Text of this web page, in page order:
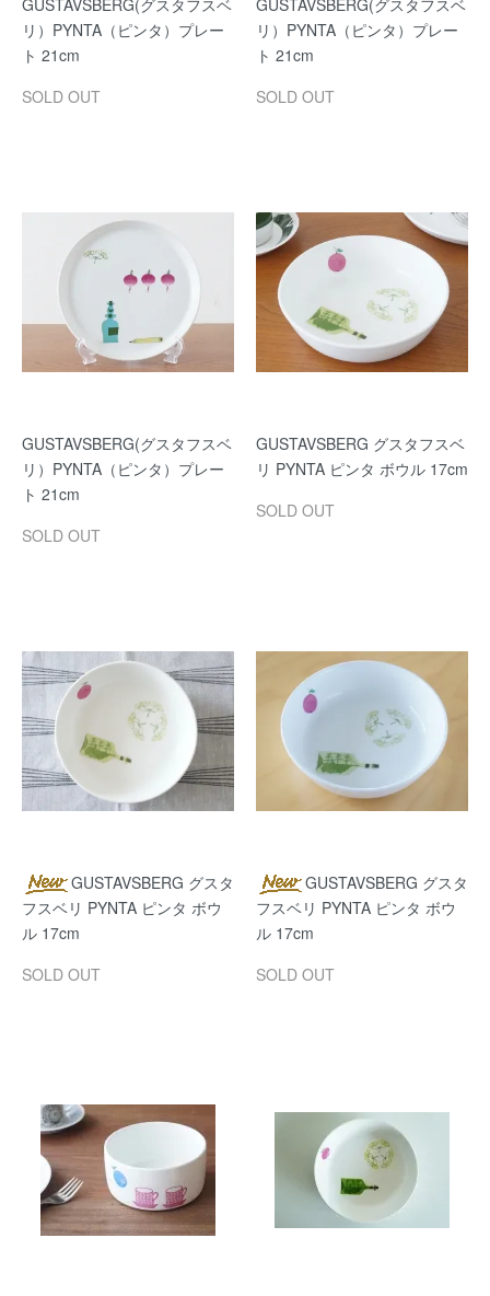
リ）PYNTA（ピンタ）プレー
ト 21cm
SOLD OUT
リ）PYNTA（ピンタ）プレー
ト 21cm
SOLD OUT
GUSTAVSBERG(グスタフスベ
リ）PYNTA（ピンタ）プレー
ト 21cm
SOLD OUT
GUSTAVSBERG グスタフスベ
リ PYNTA ピンタ ボウル 17cm
SOLD OUT
GUSTAVSBERG グスタ
フスベリ PYNTA ピンタ ボウ
ル 17cm
SOLD OUT
GUSTAVSBERG グスタ
フスベリ PYNTA ピンタ ボウ
ル 17cm
SOLD OUT